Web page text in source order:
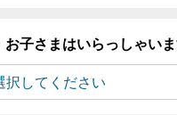
お子さまはいらっしゃいま